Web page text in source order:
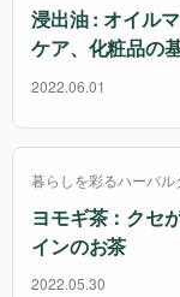
浸出油 : オイル
ケア、化粧品の
2022.06.01
暮らしを彩るハーバル
ヨモギ茶：クセ
インのお茶
2022.05.30